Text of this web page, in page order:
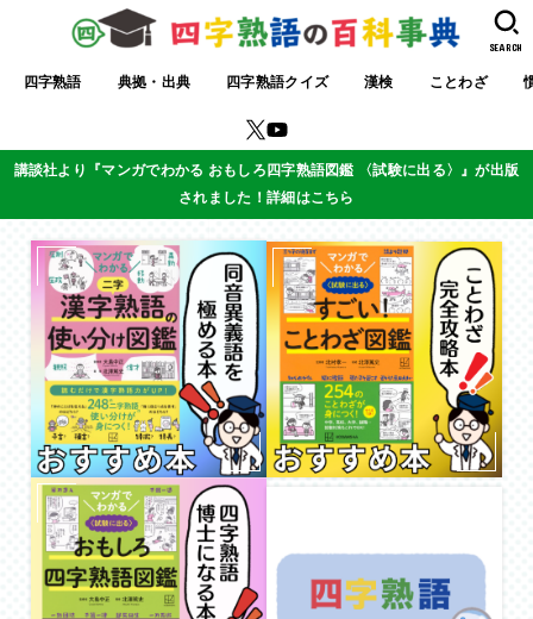
四字熟語 典拠・出典 四字熟語クイズ 漢検 ことわざ
SEARCH
講談社より『マンガでわかる おもしろ四字熟語図鑑 〈試験に出る〉』が出版
されました！詳細はこちら